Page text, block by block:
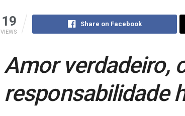
19
VIEWS
Share on Facebook
Amor verdadeiro,
responsabilidade